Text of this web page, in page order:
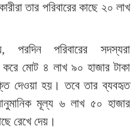
তার পরিবারের কাছে ২০ লাখ
পরিবারের সদস্যরা
করে মোট ৪ লাখ ৯০ হাজার টাকা
দেওয়া হয়। তবে তার ব্যবহৃত
মূল্য ৬ লাখ ৫০ হাজার
রেখে দেয়।